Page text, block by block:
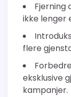
Fjerning
ikke lenger
flere
eksklusive
kampanjer.